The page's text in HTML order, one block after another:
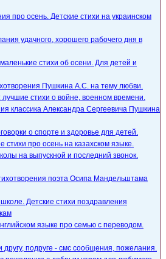
про осень. Детские стихи на украинском
удачного, хорошего рабочего дня в
стихи об осени. Для детей и
Пушкина А.С. на тему любви.
лучшие стихи о войне, военном времени.
классика Александра Сергеевича Пушкина
о спорте и здоровье для детей.
стихи про осень на казахском языке.
на выпускной и последний звонок.
поэта Осипа Мандельштама
Детские стихи поздравления
языке про семью с переводом.
подруге - смс сообщения, пожелания.